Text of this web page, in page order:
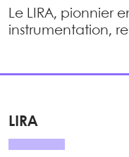
Le LIRA, pionnier
instrumentation,
LIRA